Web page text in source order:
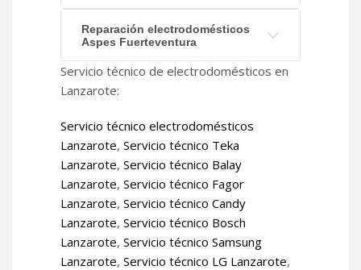
Reparación electrodomésticos
Aspes Fuerteventura
Servicio técnico de electrodomésticos en
Lanzarote:
Servicio técnico electrodomésticos
Lanzarote, Servicio técnico Teka
Lanzarote, Servicio técnico Balay
Lanzarote, Servicio técnico Fagor
Lanzarote, Servicio técnico Candy
Lanzarote, Servicio técnico Bosch
Lanzarote, Servicio técnico Samsung
Lanzarote, Servicio técnico LG Lanzarote,